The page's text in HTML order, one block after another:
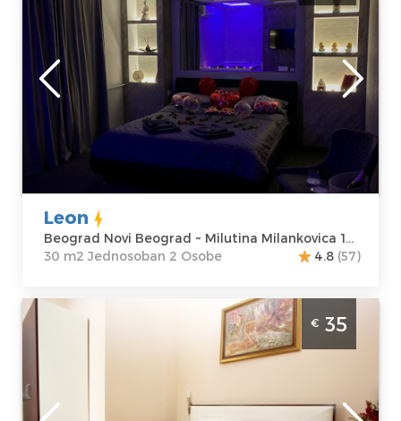
Novom Beogradu, za dve osobe
Beograd
Lokacija:
Beograd Novi
Beograd
Adresa:
Milutina
Milankovica 122
50 €
Gosti:2
Kvadratura :30
m2
Struktura :
Jednosoban
Leon
Beograd Novi Beograd ~ Milutina Milankovica 122
30 m2 Jednosoban 2 Osobe
4.8 (57)
Studio Apartman Eva 4 Beograd Centar
Beograd
Lokacija:
Beograd Centar
Adresa:
Gosti:2
Kvadratura :
m2
€ 35